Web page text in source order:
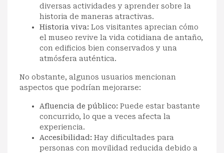
diversas actividades y aprender sobre la
historia de maneras atractivas.
Historia viva: Los visitantes aprecian cómo
el museo revive la vida cotidiana de antaño,
con edificios bien conservados y una
atmósfera auténtica.
No obstante, algunos usuarios mencionan
aspectos que podrían mejorarse:
Afluencia de público: Puede estar bastante
concurrido, lo que a veces afecta la
experiencia.
Accesibilidad: Hay dificultades para
personas con movilidad reducida debido a